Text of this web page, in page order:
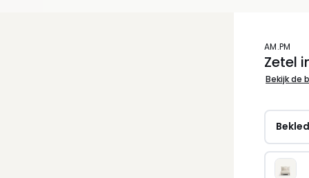
AM.PM
Zetel
Bekijk de